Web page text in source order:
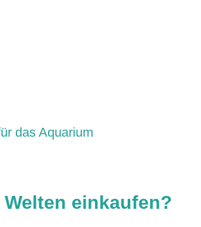
das Aquarium
einkaufen?